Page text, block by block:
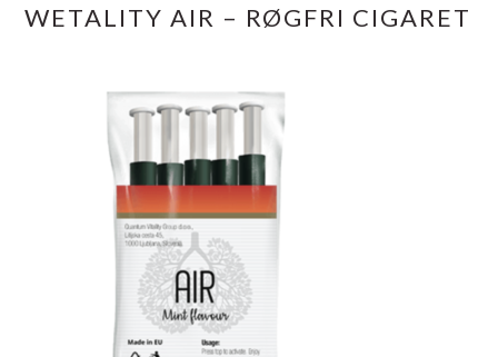
WETALITY AIR – RØGFRI CIGARET